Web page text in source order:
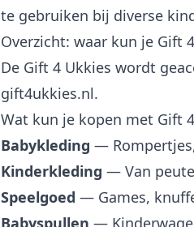
te gebruiken bij diverse
Overzicht: waar kun je Gift
De Gift 4 Ukkies wordt
gift4ukkies.nl.
Wat kun je kopen met Gift
Babykleding —
Kinderkleding — Van
Speelgoed — Games,
Babyspullen —